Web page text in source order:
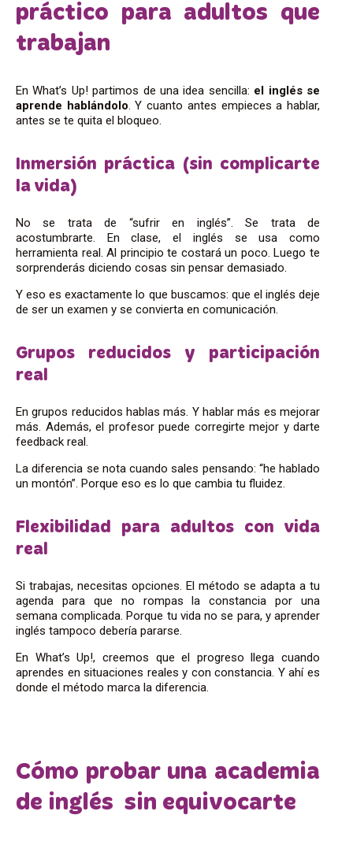
práctico para adultos que
trabajan
En What’s Up! partimos de una idea sencilla: el inglés se
aprende hablándolo . Y cuanto antes empieces a hablar,
antes se te quita el bloqueo.
Inmersión práctica (sin complicarte
la vida)
No se trata de “sufrir en inglés”. Se trata de
acostumbrarte. En clase, el inglés se usa como
herramienta real. Al principio te costará un poco. Luego te
sorprenderás diciendo cosas sin pensar demasiado.
Y eso es exactamente lo que buscamos: que el inglés deje
de ser un examen y se convierta en comunicación.
Grupos reducidos y participación
real
En grupos reducidos hablas más. Y hablar más es mejorar
más. Además, el profesor puede corregirte mejor y darte
feedback real.
La diferencia se nota cuando sales pensando: “he hablado
un montón”. Porque eso es lo que cambia tu fluidez.
Flexibilidad para adultos con vida
real
Si trabajas, necesitas opciones. El método se adapta a tu
agenda para que no rompas la constancia por una
semana complicada. Porque tu vida no se para, y aprender
inglés tampoco debería pararse.
En What’s Up!, creemos que el progreso llega cuando
aprendes en situaciones reales y con constancia. Y ahí es
donde el método marca la diferencia.
Cómo probar una academia
de inglés sin equivocarte